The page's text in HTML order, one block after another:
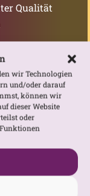
wir Technologien
und/oder darauf
können wir
dieser Website
oder
Qualität
nicht
matt und
die
Spitze,
Die Welt ist
es bei uns